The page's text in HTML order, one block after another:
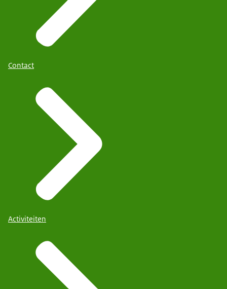
Contact
Activiteiten